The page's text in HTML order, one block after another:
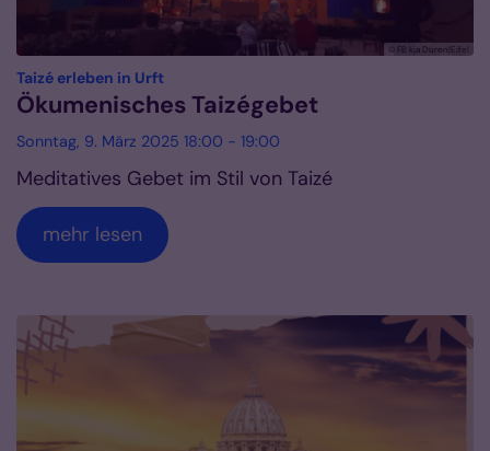
© FB kja Düren|Eifel
Taizé erleben in Urft:
Ökumenisches Taizégebet
Sonntag, 9. März 2025 18:00 - 19:00
Meditatives Gebet im Stil von Taizé
mehr lesen